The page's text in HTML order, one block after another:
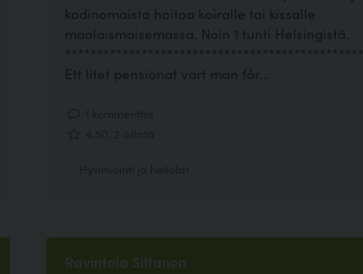
kodinomaista hoitoa koiralle tai kissalle
maalaismaisemassa. Noin 1 tunti Helsingistä.
Ett litet pensionat vart man får...
Ravintola Siltanen